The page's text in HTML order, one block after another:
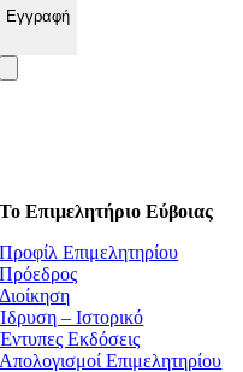
Το Επιμελητήριο Εύβοιας
Προφίλ Επιμελητηρίου
Πρόεδρος
Διοίκηση
Ίδρυση – Ιστορικό
Έντυπες Εκδόσεις
Απολογισμοί Επιμελητηρίου